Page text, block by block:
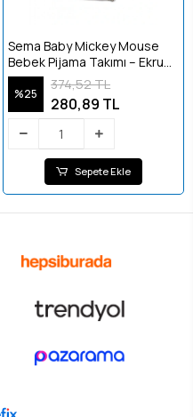
Sema Baby Mickey Mouse
Bebek Pijama Takımı – Ekru
0-3 Ay
%25
374,52 TL
280,89 TL
Sepete Ekle